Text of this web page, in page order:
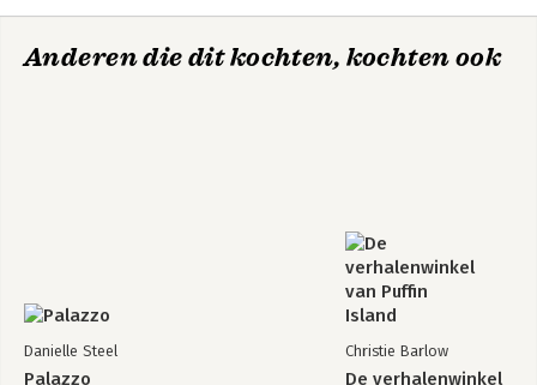
Anderen die dit kochten, kochten ook
Danielle Steel
Palazzo
Christie Barlow
De verhalenwinkel